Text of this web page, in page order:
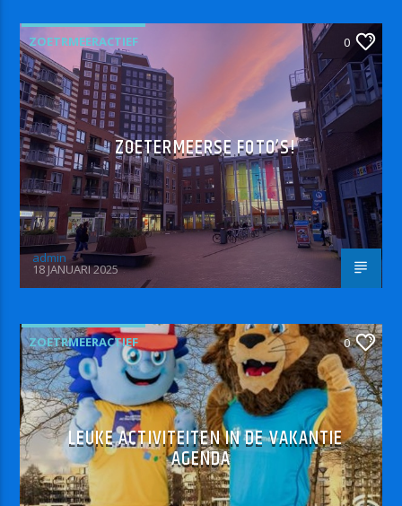
ZOETRMEERACTIEF 0
ZOETERMEERSE FOTO’S!
admin
18 JANUARI 2025
ZOETRMEERACTIEF 0
LEUKE ACTIVITEITEN IN DE VAKANTIE
AGENDA